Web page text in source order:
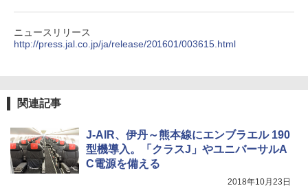
ニュースリリース
http://press.jal.co.jp/ja/release/201601/003615.html
関連記事
J-AIR、伊丹～熊本線にエンブラエル 190
型機導入。「クラスJ」やユニバーサルA
C電源を備える
2018年10月23日